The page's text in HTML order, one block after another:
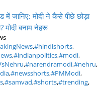
जानिए: मोदी ने कैसे पीछे छोड़ा
मोदी बनाम नेहरू
,#hindishorts,
,#indianpolitics,#modi,
,#narendramodi,#nehru,
,#newsshorts,#PMModi,
,#samvad,#shorts,#trending,